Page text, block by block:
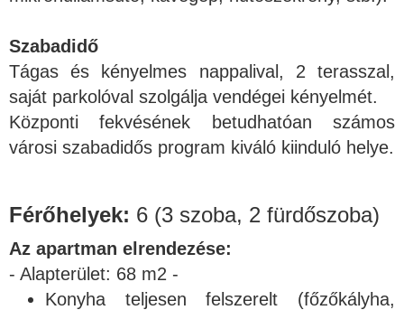
Szabadidő
Tágas és kényelmes nappalival, 2 terasszal,
saját parkolóval szolgálja vendégei kényelmét.
Központi fekvésének betudhatóan számos
városi szabadidős program kiváló kiinduló helye.
Férőhelyek: 6 (3 szoba, 2 fürdőszoba)
Az apartman elrendezése:
- Alapterület: 68 m2 -
Konyha teljesen felszerelt (főzőkályha,